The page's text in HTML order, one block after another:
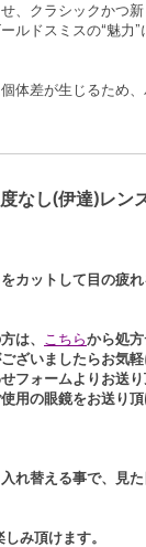
、クラシックかつ
ドスミスの“魅力”
差が生じるため
なし(伊達)レン
カットして目の疲れ
は、
こちらから処方
ざいましたらお気軽
フォームよりお送
用の眼鏡をお送り
れ替える事で、見
み頂けます。